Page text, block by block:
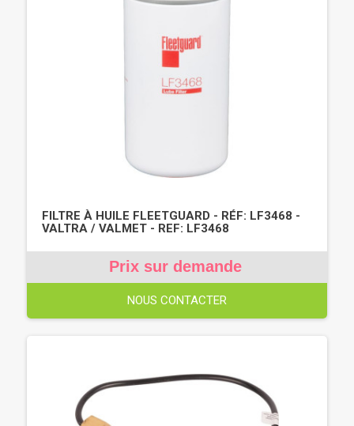
FILTRE À HUILE FLEETGUARD - RÉF: LF3468 -
VALTRA / VALMET - REF: LF3468
Prix sur demande
NOUS CONTACTER